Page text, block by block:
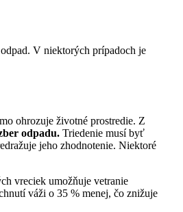
V niektorých prípadoch je
ohrozuje životné prostredie. Z
odpadu. Triedenie musí byť
jeho zhodnotenie. Niektoré
vreciek umožňuje vetranie
váži o 35 % menej, čo znižuje